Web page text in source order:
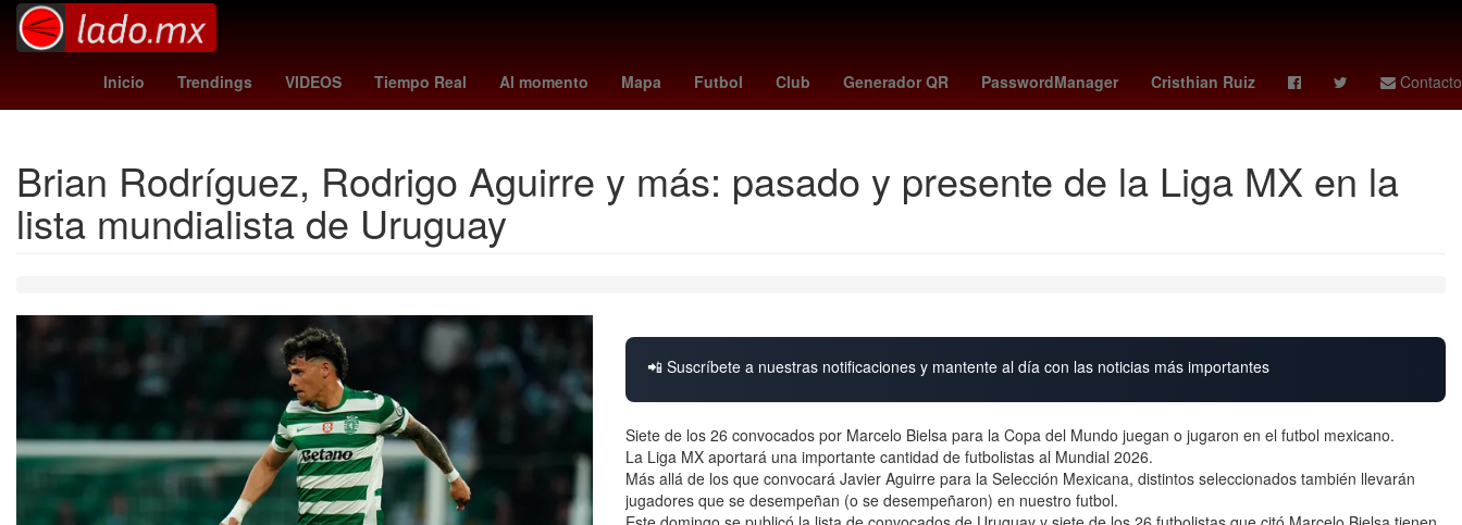
Inicio Trendings VIDEOS Tiempo Real Al momento Mapa Futbol Club Generador QR PasswordManager Cristhian Ruiz Contacto
festividad Gobierno Tierra Kheira Hamraoui remo - santos Luuk de Jong precio del dólar hoy Los Cabos HBO Dólar estadounidense
Brian Rodríguez, Rodrigo Aguirre y más: pasado y presente de la Liga MX en la
lista mundialista de Uruguay
📲 Suscríbete a nuestras notificaciones y mantente al día con las noticias más importantes
Siete de los 26 convocados por Marcelo Bielsa para la Copa del Mundo juegan o jugaron en el futbol mexicano.
La Liga MX aportará una importante cantidad de futbolistas al Mundial 2026.
Más allá de los que convocará Javier Aguirre para la Selección Mexicana, distintos seleccionados también llevarán
jugadores que se desempeñan (o se desempeñaron) en nuestro futbol.